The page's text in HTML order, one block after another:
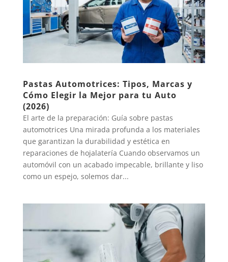
Pastas Automotrices: Tipos, Marcas y
Cómo Elegir la Mejor para tu Auto
(2026)
El arte de la preparación: Guía sobre pastas
automotrices Una mirada profunda a los materiales
que garantizan la durabilidad y estética en
reparaciones de hojalatería Cuando observamos un
automóvil con un acabado impecable, brillante y liso
como un espejo, solemos dar...